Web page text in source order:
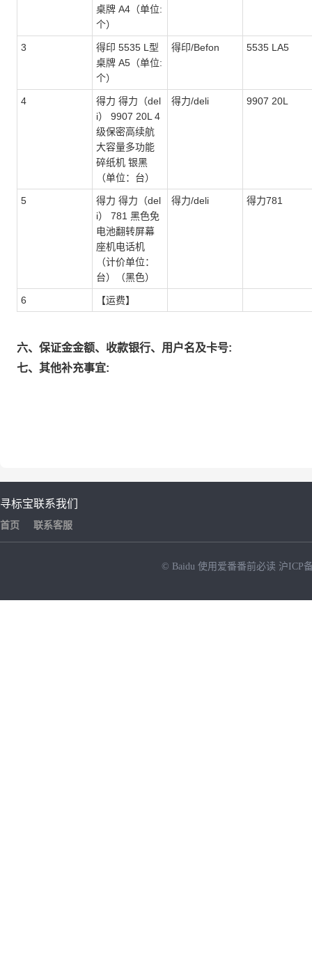
桌牌 A4（单位:
个）
3
得印 5535 L型
桌牌 A5（单位:
个）
得印/Befon 5535 LA5
4
得力 得力（del
i） 9907 20L 4
级保密高续航
大容量多功能
碎纸机 银黑
（单位：台）
得力/deli 9907 20L
5
得力 得力（del
i） 781 黑色免
电池翻转屏幕
座机电话机
（计价单位：
台）（黑色）
得力/deli 得力781
6 【运费】
六、保证金金额、收款银行、用户名及卡号:
七、其他补充事宜:
寻标宝
首页
联系我们
联系客服
© Baidu 使用爱番番前必读 沪ICP